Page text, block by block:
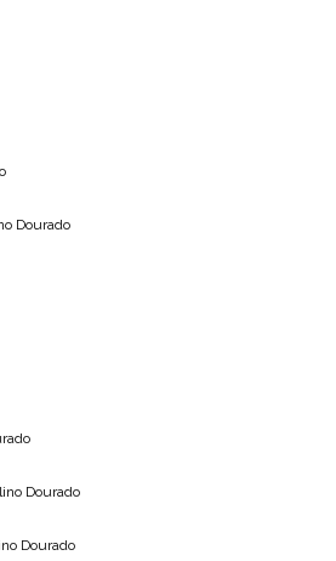
Dourado
Dourado
Dourado